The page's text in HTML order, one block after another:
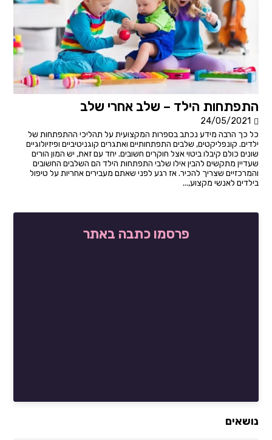
התפתחות הילד – שלב אחרי שלב
24/05/2021
כל כך הרבה מידע נכתב בספרות המקצועית על תהליכי ההתפתחות של
ילדים. קונפליקטים, שלבים התפתחותיים ואתגרים קוגניטיביים ופיזיולוגיים
שונים כולם קיבלו ביטוי אצל חוקרים חשובים. יחד עם זאת, יש המון הורים
שעדיין מתקשים להבין אילו שלבי התפתחות הילד הם השלבים החשובים
והמרכזיים שצריך להכיר. אז רגע לפני שאתם מעבירים אחריות על טיפול
בילדים לאנשי מקצוע,...
פרסמו כתבה באתר
נושאים